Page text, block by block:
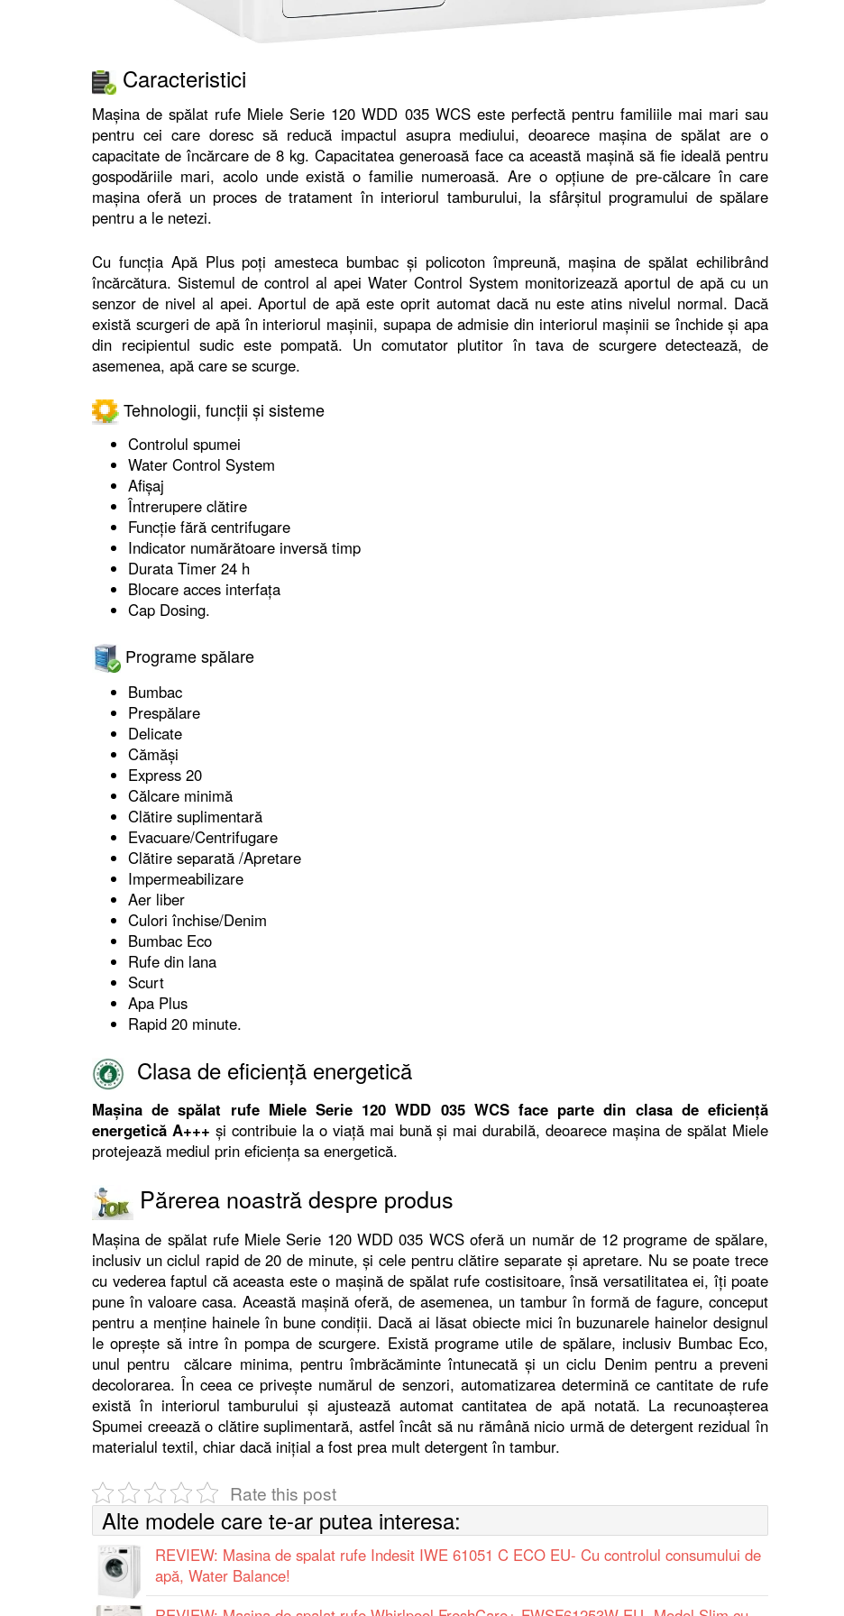
Caracteristici
Mașina de spălat rufe Miele Serie 120 WDD 035 WCS este perfectă pentru familiile mai mari sau
pentru cei care doresc să reducă impactul asupra mediului, deoarece mașina de spălat are o
capacitate de încărcare de 8 kg. Capacitatea generoasă face ca această mașină să fie ideală pentru
gospodăriile mari, acolo unde există o familie numeroasă. Are o opțiune de pre-călcare în care
mașina oferă un proces de tratament în interiorul tamburului, la sfârșitul programului de spălare
pentru a le netezi.
Cu funcţia Apă Plus poți amesteca bumbac și policoton împreună, mașina de spălat echilibrând
încărcătura. Sistemul de control al apei Water Control System monitorizează aportul de apă cu un
senzor de nivel al apei. Aportul de apă este oprit automat dacă nu este atins nivelul normal. Dacă
există scurgeri de apă în interiorul mașinii, supapa de admisie din interiorul mașinii se închide și apa
din recipientul sudic este pompată. Un comutator plutitor în tava de scurgere detectează, de
asemenea, apă care se scurge.
Tehnologii, funcții și sisteme
Controlul spumei
Water Control System
Afişaj
Întrerupere clătire
Funcţie fără centrifugare
Indicator numărătoare inversă timp
Durata Timer 24 h
Blocare acces interfaţa
Cap Dosing.
Programe spălare
Bumbac
Prespălare
Delicate
Cămăşi
Express 20
Călcare minimă
Clătire suplimentară
Evacuare/Centrifugare
Clătire separată /Apretare
Impermeabilizare
Aer liber
Culori închise/Denim
Bumbac Eco
Rufe din lana
Scurt
Apa Plus
Rapid 20 minute.
Clasa de eficiență energetică
Mașina de spălat rufe Miele Serie 120 WDD 035 WCS face parte din clasa de eficiență
energetică A+++ și contribuie la o viață mai bună și mai durabilă, deoarece mașina de spălat Miele
protejează mediul prin eficiența sa energetică.
Părerea noastră despre produs
Mașina de spălat rufe Miele Serie 120 WDD 035 WCS oferă un număr de 12 programe de spălare,
inclusiv un ciclul rapid de 20 de minute, și cele pentru clătire separate și apretare. Nu se poate trece
cu vederea faptul că aceasta este o mașină de spălat rufe costisitoare, însă versatilitatea ei, îți poate
pune în valoare casa. Această mașină oferă, de asemenea, un tambur în formă de fagure, conceput
pentru a menține hainele în bune condiții. Dacă ai lăsat obiecte mici în buzunarele hainelor designul
le oprește să intre în pompa de scurgere. Există programe utile de spălare, inclusiv Bumbac Eco,
unul pentru călcare minima, pentru îmbrăcăminte întunecată și un ciclu Denim pentru a preveni
decolorarea. În ceea ce privește numărul de senzori, automatizarea determină ce cantitate de rufe
există în interiorul tamburului și ajustează automat cantitatea de apă notată. La recunoașterea
Spumei creează o clătire suplimentară, astfel încât să nu rămână nicio urmă de detergent rezidual în
materialul textil, chiar dacă inițial a fost prea mult detergent în tambur.
Rate this post
Alte modele care te-ar putea interesa:
REVIEW: Masina de spalat rufe Indesit IWE 61051 C ECO EU- Cu controlul consumului de
apă, Water Balance!